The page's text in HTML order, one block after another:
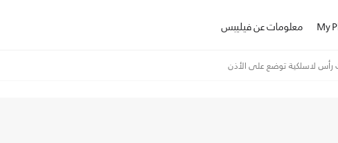
My معلومات عن فيليبس